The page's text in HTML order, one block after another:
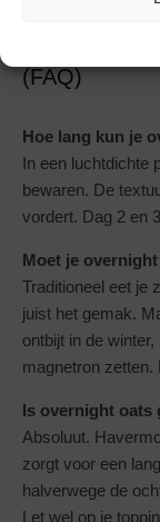
(FAQ)
Hoe lang kun je
In een luchtdichte
bewaren. De
vordert. Dag 2 en
Moet je
Traditioneel eet je
juist het gemak.
ontbijt in de
magnetron zetten.
Is overnight oats
Absoluut.
zorgt voor een
halverwege de
Let wel op je